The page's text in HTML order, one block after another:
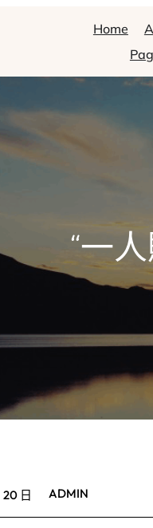
Home
“一
20 日 ADMIN